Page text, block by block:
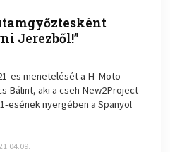
Jerezből!”
es menetelését a H-Moto
Bálint, aki a cseh New2Project
esének nyergében a Spanyol